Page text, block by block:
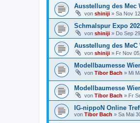
Ausstellung des Mec
von shiniji » Sa Nov
Schmalspur Expo
von shiniji » Do Sep
Ausstellung des MeC
von shiniji » Fr Nov
Modellbaumesse
von Tibor Bach » Mi
Modellbaumesse
von Tibor Bach » Fr
IG-nippoN Online
von Tibor Bach » Sa Mai